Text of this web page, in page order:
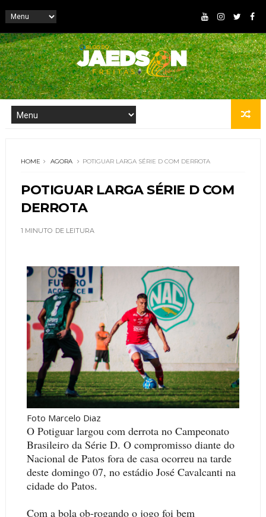
HOME AGORA POTIGUAR LARGA SÉRIE D COM DERROTA
POTIGUAR LARGA SÉRIE D COM
DERROTA
1 MINUTO DE LEITURA
Foto Marcelo Diaz
O Potiguar largou com derrota no Campeonato
Brasileiro da Série D. O compromisso diante do
Nacional de Patos fora de casa ocorreu na tarde
deste domingo 07, no estádio José Cavalcanti na
cidade do Patos.
Com a bola ob-rogando o jogo foi bem